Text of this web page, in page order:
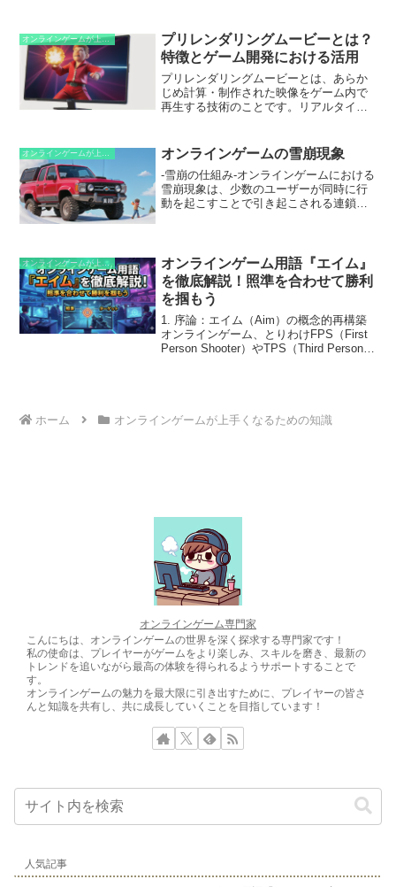
減され、より長く生き残ることができま
す。そのため、VITは、特にタンクや近接
攻撃型のキャラクターにとって重要なス
テータスとなるのです。
オンラインゲームが上手くなるための知識
プリレンダリングムービーとは？
特徴とゲーム開発における活用
プリレンダリングムービーとは、あらか
じめ計算・制作された映像をゲーム内で
再生する技術のことです。リアルタイム
は事前に高品質な映像を作成しておき、
ゲームプレイ中にロードして再生しま
す。これは、複雑なストーリー展開や映
画のようなカットシーンの表現に適して
います。
オンラインゲームの雪崩現象
-雪崩の仕組み-オンラインゲームにおける
雪崩現象は、少数のユーザーが同時に行
動を起こすことで引き起こされる連鎖反
ます。たとえば、レアアイテムの発見
や、ゲーム内の重要なイベントの発生な
どです。2. -ソーシャルメディアの拡散-
この行動は、ゲーム内のチャットやソー
シャルメディアを通じて他のユーザーに
広まります。3. -好奇心やFOMO (取り残
される不安)- この情報を目にした他のユ
ーザーは、その行動に参加したいという
で、雪崩のような連鎖反応が発生しま
す。サーバーが過負荷状態になり、ゲー
オンラインゲームが上手くなるための知識
オンラインゲーム用語『エイム』
を徹底解説！照準を合わせて勝利
を掴もう
1. 序論：エイム（Aim）の概念的再構築
オンラインゲーム、とりわけFPS（First
Person Shooter）やTPS（Third Person
ホーム オンラインゲームが上手くなるための知識
オンラインゲーム専門家
こんにちは、オンラインゲームの世界を深く探求する専門家です！
私の使命は、プレイヤーがゲームをより楽しみ、スキルを磨き、最新の
トレンドを追いながら最高の体験を得られるようサポートすることで
す。
オンラインゲームの魅力を最大限に引き出すために、プレイヤーの皆さ
んと知識を共有し、共に成長していくことを目指しています！
人気記事